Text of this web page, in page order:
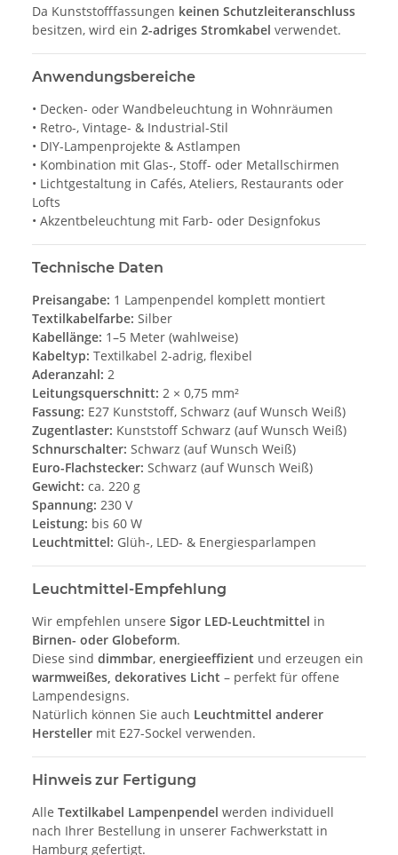
Da Kunststofffassungen keinen Schutzleiteranschluss
besitzen, wird ein 2-adriges Stromkabel verwendet.
Anwendungsbereiche
• Decken- oder Wandbeleuchtung in Wohnräumen
• Retro-, Vintage- & Industrial-Stil
• DIY-Lampenprojekte & Astlampen
• Kombination mit Glas-, Stoff- oder Metallschirmen
• Lichtgestaltung in Cafés, Ateliers, Restaurants oder
Lofts
• Akzentbeleuchtung mit Farb- oder Designfokus
Technische Daten
Preisangabe: 1 Lampenpendel komplett montiert
Textilkabelfarbe: Silber
Kabellänge: 1–5 Meter (wahlweise)
Kabeltyp: Textilkabel 2-adrig, flexibel
Aderanzahl: 2
Leitungsquerschnitt: 2 × 0,75 mm²
Fassung: E27 Kunststoff, Schwarz (auf Wunsch Weiß)
Zugentlaster: Kunststoff Schwarz (auf Wunsch Weiß)
Schnurschalter: Schwarz (auf Wunsch Weiß)
Euro-Flachstecker: Schwarz (auf Wunsch Weiß)
Gewicht: ca. 220 g
Spannung: 230 V
Leistung: bis 60 W
Leuchtmittel: Glüh-, LED- & Energiesparlampen
Leuchtmittel-Empfehlung
Wir empfehlen unsere Sigor LED-Leuchtmittel in
Birnen- oder Globeform.
Diese sind dimmbar, energieeffizient und erzeugen ein
warmweißes, dekoratives Licht – perfekt für offene
Lampendesigns.
Natürlich können Sie auch Leuchtmittel anderer
Hersteller mit E27-Sockel verwenden.
Hinweis zur Fertigung
Alle Textilkabel Lampenpendel werden individuell
nach Ihrer Bestellung in unserer Fachwerkstatt in
Hamburg gefertigt.